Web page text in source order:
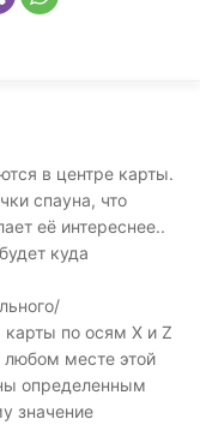
в центре карты.
спауна, что
её интереснее..
куда
карты по осям X и Z
любом месте этой
определенным
значение